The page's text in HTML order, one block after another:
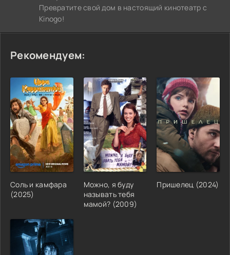
Превратите свой дом в настоящий кинотеатр с
Kinogo!
Рекомендуем:
Соль и камфара
(2025)
Можно, я буду
называть тебя
мамой? (2009)
Пришелец (2024)